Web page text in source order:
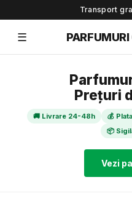
Transport
☰
Prețuri
🚚 Livrare 24-48h 💰
📦
Vezi